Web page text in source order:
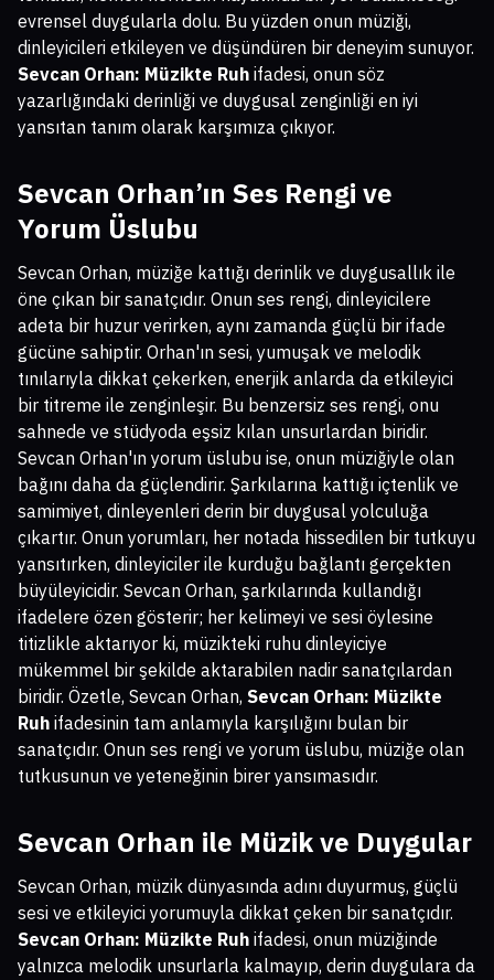
evrensel duygularla dolu. Bu yüzden onun müziği,
dinleyicileri etkileyen ve düşündüren bir deneyim sunuyor.
Sevcan Orhan: Müzikte Ruh ifadesi, onun söz
yazarlığındaki derinliği ve duygusal zenginliği en iyi
yansıtan tanım olarak karşımıza çıkıyor.
Sevcan Orhan’ın Ses Rengi ve
Yorum Üslubu
Sevcan Orhan, müziğe kattığı derinlik ve duygusallık ile
öne çıkan bir sanatçıdır. Onun ses rengi, dinleyicilere
adeta bir huzur verirken, aynı zamanda güçlü bir ifade
gücüne sahiptir. Orhan'ın sesi, yumuşak ve melodik
tınılarıyla dikkat çekerken, enerjik anlarda da etkileyici
bir titreme ile zenginleşir. Bu benzersiz ses rengi, onu
sahnede ve stüdyoda eşsiz kılan unsurlardan biridir.
Sevcan Orhan'ın yorum üslubu ise, onun müziğiyle olan
bağını daha da güçlendirir. Şarkılarına kattığı içtenlik ve
samimiyet, dinleyenleri derin bir duygusal yolculuğa
çıkartır. Onun yorumları, her notada hissedilen bir tutkuyu
yansıtırken, dinleyiciler ile kurduğu bağlantı gerçekten
büyüleyicidir. Sevcan Orhan, şarkılarında kullandığı
ifadelere özen gösterir; her kelimeyi ve sesi öylesine
titizlikle aktarıyor ki, müzikteki ruhu dinleyiciye
mükemmel bir şekilde aktarabilen nadir sanatçılardan
biridir. Özetle, Sevcan Orhan, Sevcan Orhan: Müzikte
Ruh ifadesinin tam anlamıyla karşılığını bulan bir
sanatçıdır. Onun ses rengi ve yorum üslubu, müziğe olan
tutkusunun ve yeteneğinin birer yansımasıdır.
Sevcan Orhan ile Müzik ve Duygular
Sevcan Orhan, müzik dünyasında adını duyurmuş, güçlü
sesi ve etkileyici yorumuyla dikkat çeken bir sanatçıdır.
Sevcan Orhan: Müzikte Ruh ifadesi, onun müziğinde
yalnızca melodik unsurlarla kalmayıp, derin duygulara da